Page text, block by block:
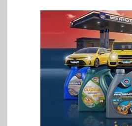
وصلة
هواوي: هاتف nova 15
Max بطارية ضخمة وتصميم متين
مثاليًا للشباب
چي فاينانس تستعرض
نمو «بلد» لتعزيز حضورها
تحويلات المصريين